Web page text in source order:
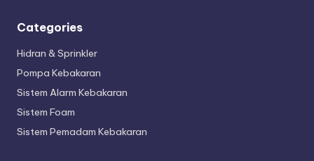
Categories
Hidran & Sprinkler
Pompa Kebakaran
Sistem Alarm Kebakaran
Sistem Foam
Sistem Pemadam Kebakaran